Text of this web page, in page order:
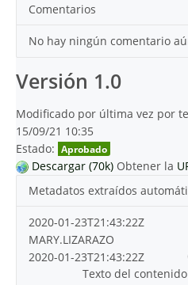
Comentarios
No hay ningún comentario
Versión 1.0
Modificado por última vez por
15/09/21 10:35
Estado: Aprobado
Descargar (70k) Obtener la
Metadatos extraídos
2020-01-23T21:43:22Z
MARY.LIZARAZO
2020-01-23T21:43:22Z
Texto del contenido